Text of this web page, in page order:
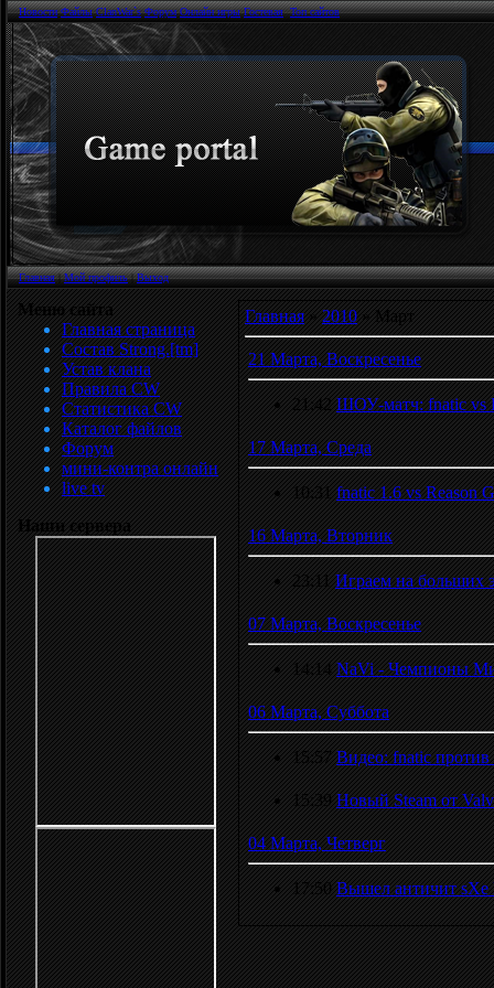
Новости Файлы ClanWar`s Форум Онлайн игры Гостевая Топ сайтов
Главная|Мой профиль|Выход
Меню сайта
Главная страница
Состав Strong.[tm]
Устав клана
Правила CW
Статистика CW
Каталог файлов
Форум
мини-контра онлайн
live tv
Наши сервера
Главная»2010 » Март
21 Марта, Воскресенье
21:42 ШОУ-матч: fnatic vs
17 Марта, Среда
10:31 fnatic 1.6 vs Reason
16 Марта, Вторник
23:11 Играем на больших
07 Марта, Воскресенье
14:14 NaVi - Чемпионы
06 Марта, Суббота
15:57 Видео: fnatic против
15:39 Новый Steam от
04 Марта, Четверг
17:50 Вышел античит sXe